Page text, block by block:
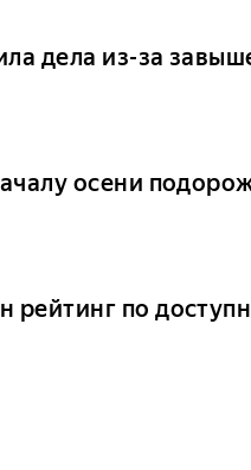
дела из-за
осени
рейтинг по